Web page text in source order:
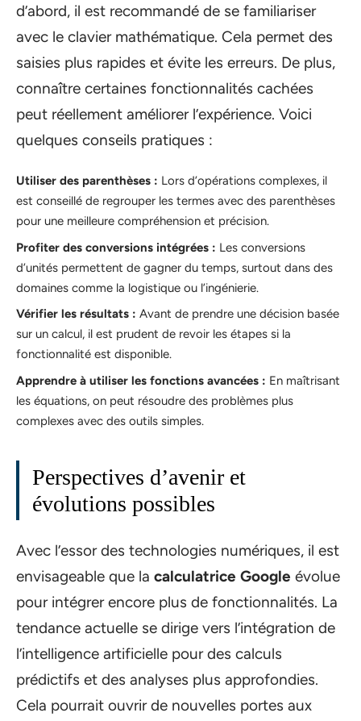
d’abord, il est recommandé de se familiariser
avec le clavier mathématique. Cela permet des
saisies plus rapides et évite les erreurs. De plus,
connaître certaines fonctionnalités cachées
peut réellement améliorer l’expérience. Voici
quelques conseils pratiques :
Utiliser des parenthèses : Lors d’opérations complexes, il
est conseillé de regrouper les termes avec des parenthèses
pour une meilleure compréhension et précision.
Profiter des conversions intégrées : Les conversions
d’unités permettent de gagner du temps, surtout dans des
domaines comme la logistique ou l’ingénierie.
Vérifier les résultats : Avant de prendre une décision basée
sur un calcul, il est prudent de revoir les étapes si la
fonctionnalité est disponible.
Apprendre à utiliser les fonctions avancées : En maîtrisant
les équations, on peut résoudre des problèmes plus
complexes avec des outils simples.
Perspectives d’avenir et
évolutions possibles
Avec l’essor des technologies numériques, il est
envisageable que la calculatrice Google évolue
pour intégrer encore plus de fonctionnalités. La
tendance actuelle se dirige vers l’intégration de
l’intelligence artificielle pour des calculs
prédictifs et des analyses plus approfondies.
Cela pourrait ouvrir de nouvelles portes aux